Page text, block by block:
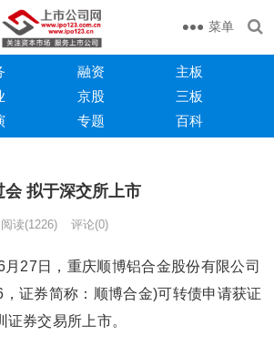
菜单
融资
主板
京股
三板
专题 百科
拟于深交所上市
阅读(1226) 评论(0)
27日，重庆顺博铝合金股份有限公司
证券简称：顺博合金)可转债申请获证
券交易所上市。